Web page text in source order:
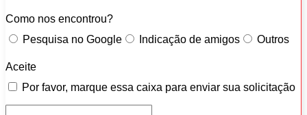
Como nos encontrou?
Pesquisa no Google
Indicação de amigos Outros
Aceite
Por favor, marque essa caixa para enviar sua solicitação